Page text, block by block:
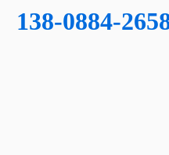
138-0884-